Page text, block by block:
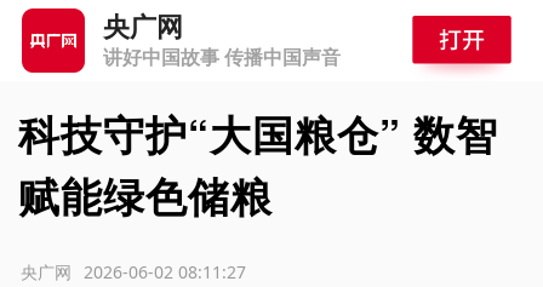
央广网
讲好中国故事 传播中国声音
科技守护“大国粮仓” 数智
赋能绿色储粮
2026-06-02 08:11:27
央广网